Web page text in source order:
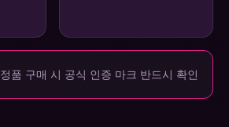
정품 구매 시 공식 인증 마크 반드시 확인